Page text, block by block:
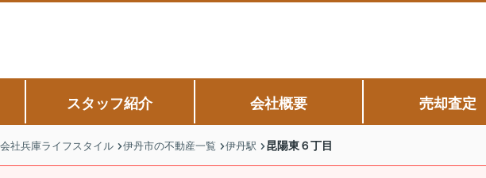
スタッフ紹介 会社概要 売却査定
社兵庫ライフスタイル 伊丹市の不動産一覧 伊丹駅 昆陽東６丁目